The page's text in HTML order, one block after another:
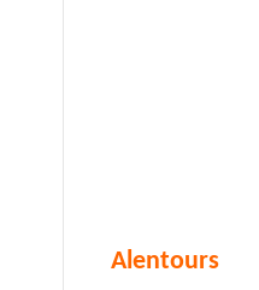
Alentours